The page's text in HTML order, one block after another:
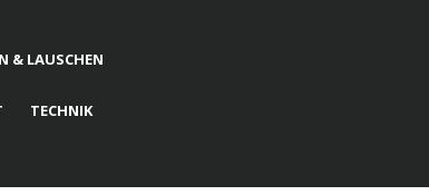
& LAUSCHEN
TECHNIK